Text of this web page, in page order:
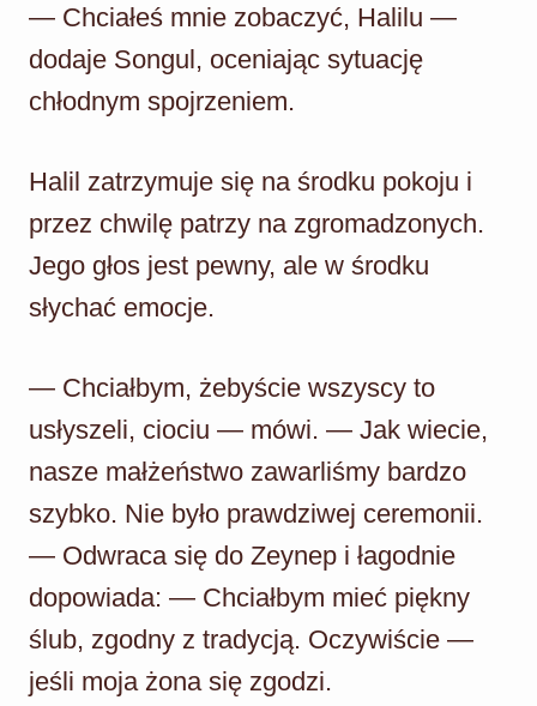
— Chciałeś mnie zobaczyć, Halilu —
dodaje Songul, oceniając sytuację
chłodnym spojrzeniem.
Halil zatrzymuje się na środku pokoju i
przez chwilę patrzy na zgromadzonych.
Jego głos jest pewny, ale w środku
słychać emocje.
— Chciałbym, żebyście wszyscy to
usłyszeli, ciociu — mówi. — Jak wiecie,
nasze małżeństwo zawarliśmy bardzo
szybko. Nie było prawdziwej ceremonii.
— Odwraca się do Zeynep i łagodnie
dopowiada: — Chciałbym mieć piękny
ślub, zgodny z tradycją. Oczywiście —
jeśli moja żona się zgodzi.